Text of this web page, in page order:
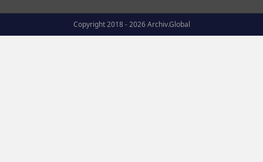
Copyright 2018 - 2026 Archiv.Global